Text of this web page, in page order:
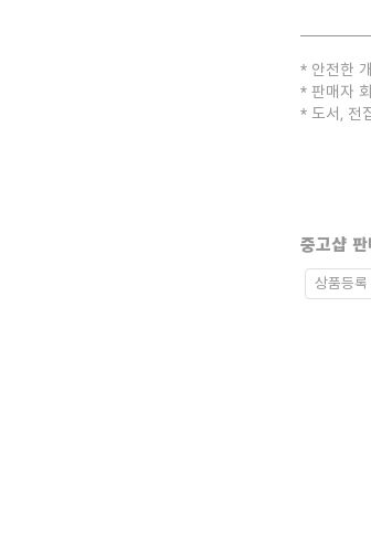
안전한
판매자
도서, 전
중고샵 판
상품등록